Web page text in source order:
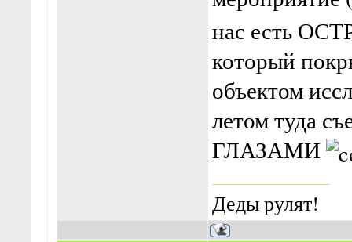
нас есть
который
объектом
летом туда
ГЛАЗАМИ
Деды рулят!